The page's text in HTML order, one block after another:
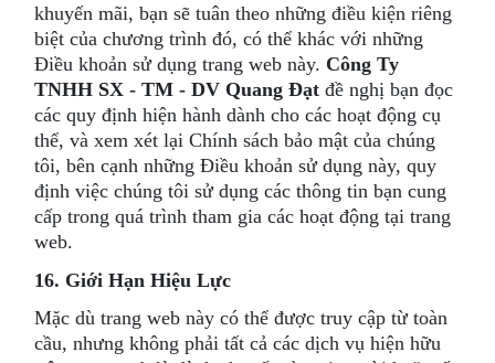
khuyến mãi, bạn sẽ tuân theo những điều kiện riêng
biệt của chương trình đó, có thể khác với những
Điều khoản sử dụng trang web này. Công Ty
TNHH SX - TM - DV Quang Đạt đề nghị bạn đọc
các quy định hiện hành dành cho các hoạt động cụ
thể, và xem xét lại Chính sách bảo mật của chúng
tôi, bên cạnh những Điều khoản sử dụng này, quy
định việc chúng tôi sử dụng các thông tin bạn cung
cấp trong quá trình tham gia các hoạt động tại trang
web.
16. Giới Hạn Hiệu Lực
Mặc dù trang web này có thể được truy cập từ toàn
cầu, nhưng không phải tất cả các dịch vụ hiện hữu